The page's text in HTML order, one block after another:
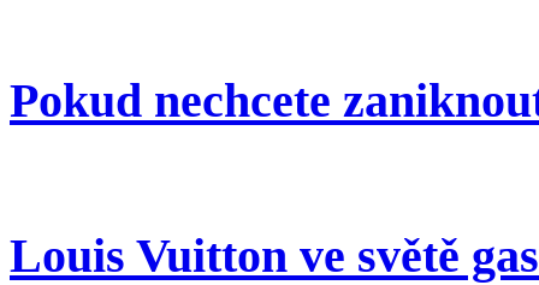
Pokud nechcete
Louis Vuitton ve světě